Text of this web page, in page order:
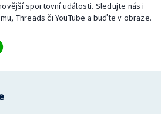
sportovní události. Sledujte nás i
Threads či YouTube a buďte v obraze.